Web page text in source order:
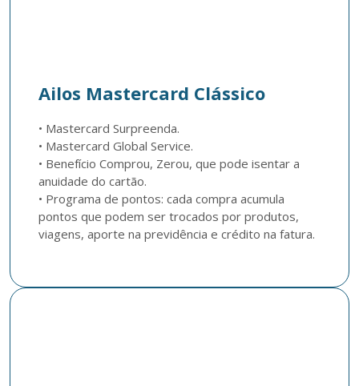
Ailos Mastercard Clássico
• Mastercard Surpreenda.
• Mastercard Global Service.
• Benefício Comprou, Zerou, que pode isentar a
anuidade do cartão.
• Programa de pontos: cada compra acumula
pontos que podem ser trocados por produtos,
viagens, aporte na previdência e crédito na fatura.